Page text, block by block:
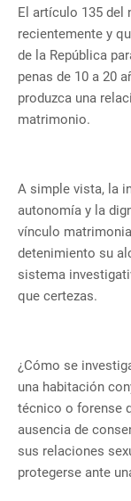
El artículo 135 del
recientemente y
de la República
penas de 10 a 20
produzca una
matrimonio.
A simple vista, la
autonomía y la
vínculo
detenimiento su
sistema
que certezas.
¿Cómo se
una habitación
técnico o forense
ausencia de
sus relaciones
protegerse ante